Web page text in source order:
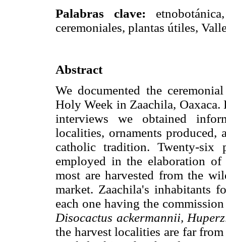
Palabras clave:
ceremoniales, plantas útiles,
Abstract
We documented the
Holy Week in Zaachila,
interviews we obtained
localities, ornaments
catholic tradition. Twenty-six
employed in the elaboration of
most are harvested from the
market. Zaachila's inhabitants
each one having the
Disocactus ackermannii,
the harvest localities are far